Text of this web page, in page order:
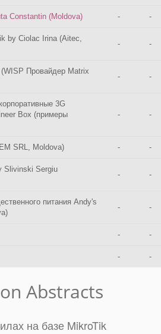
Constantin (Moldova) - -
by Ciolac Irina (Aitec,
- -
Провайдер Matrix
- -
3G
Box (примеры
- -
SRL, Moldova) - -
Slivinski Sergiu
- -
питания Andy's
- -
- -
- -
Abstracts
на базе MikroTik